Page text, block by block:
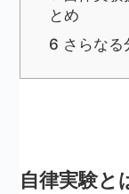
とめ
6 さらな
自律実験と